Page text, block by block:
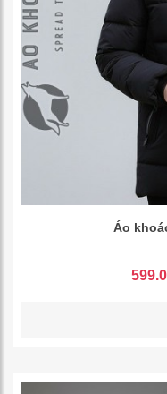
Áo